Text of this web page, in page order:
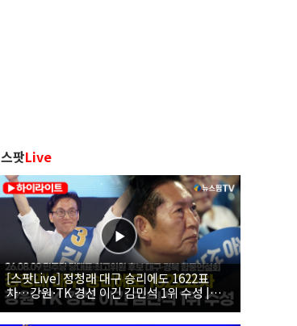
스팟Live
[스팟Live] 정청래 대구 승리에도 1622표
차…강원·TK 경선 이긴 김민석 1위 수성 |
26.08.09 더불어민주당 당대표·최고위원 후
보 대구·경북 합동연설회